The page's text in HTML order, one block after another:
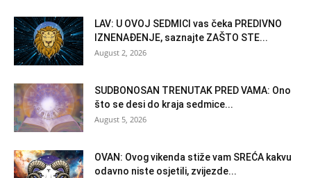
LAV: U OVOJ SEDMICI vas čeka PREDIVNO
IZNENAĐENJE, saznajte ZAŠTO STE...
August 2, 2026
SUDBONOSAN TRENUTAK PRED VAMA: Ono
što se desi do kraja sedmice...
August 5, 2026
OVAN: Ovog vikenda stiže vam SREĆA kakvu
odavno niste osjetili, zvijezde...